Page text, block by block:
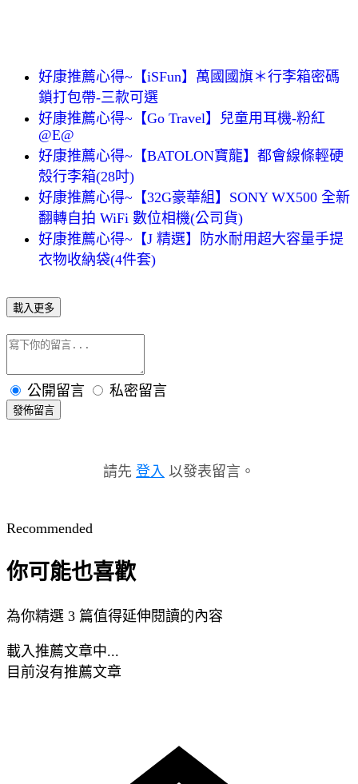
好康推薦心得~【iSFun】萬國國旗＊行李箱密碼
鎖打包帶-三款可選
好康推薦心得~【Go Travel】兒童用耳機-粉紅
@E@
好康推薦心得~【BATOLON寶龍】都會線條輕硬
殼行李箱(28吋)
好康推薦心得~【32G豪華組】SONY WX500 全新
翻轉自拍 WiFi 數位相機(公司貨)
好康推薦心得~【J 精選】防水耐用超大容量手提
衣物收納袋(4件套)
載入更多
公開留言 私密留言
發佈留言
請先 登入 以發表留言。
Recommended
你可能也喜歡
為你精選 3 篇值得延伸閱讀的內容
載入推薦文章中...
目前沒有推薦文章